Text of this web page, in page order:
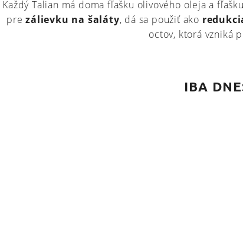
Každý Talian má doma fľašku olivového oleja a
prezálievku na šaláty, dá sa použiť ako
octov, ktorá vzniká
IBA